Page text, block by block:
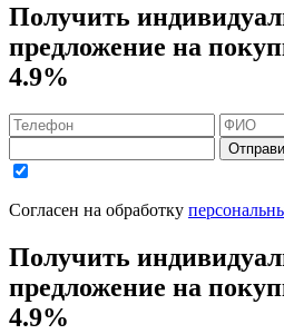
Получить
предложение на
4.9%
Согласен на обработку
Получить
предложение на
4.9%